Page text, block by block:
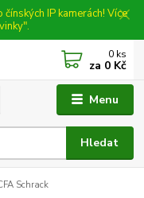
IP kamerách! Více
Menu
Hledat
0 ks
za 0 Kč
Schrack